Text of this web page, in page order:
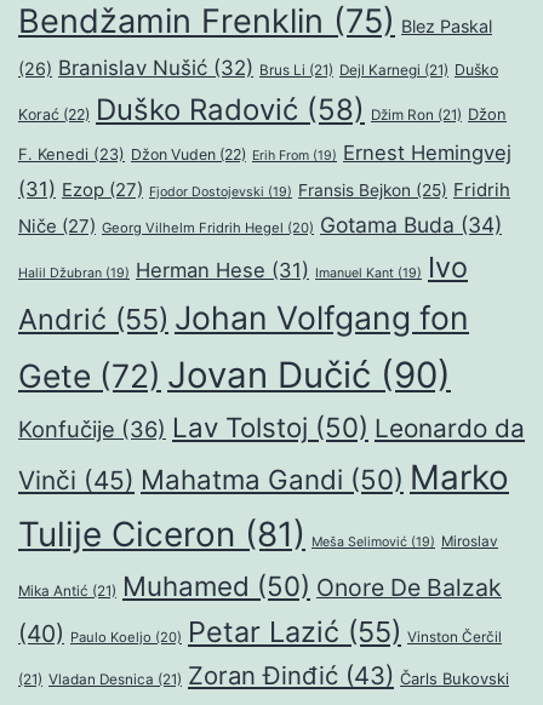
Bendžamin Frenklin (75) Blez Paskal
(26) Branislav Nušić (32) Brus Li (21) Dejl Karnegi (21) Duško
Korać (22) Duško Radović (58) Džim Ron (21) Džon
F. Kenedi (23) Džon Vuden (22) Erih From (19) Ernest Hemingvej
(31) Ezop (27) Fjodor Dostojevski (19) Fransis Bejkon (25) Fridrih
Niče (27) Georg Vilhelm Fridrih Hegel (20) Gotama Buda (34)
Halil Džubran (19) Herman Hese (31) Imanuel Kant (19)
Ivo
Andrić (55) Johan Volfgang fon
Gete (72) Jovan Dučić (90)
Konfučije (36) Lav Tolstoj (50) Leonardo da
Vinči (45) Mahatma Gandi (50) Marko
Tulije Ciceron (81) Meša Selimović (19) Miroslav
Mika Antić (21) Muhamed (50) Onore De Balzak
(40) Paulo Koeljo (20) Petar Lazić (55) Vinston Čerčil
(21) Vladan Desnica (21) Zoran Đinđić (43) Čarls Bukovski